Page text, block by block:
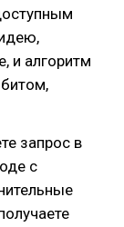
и алгоритм
запрос в
с